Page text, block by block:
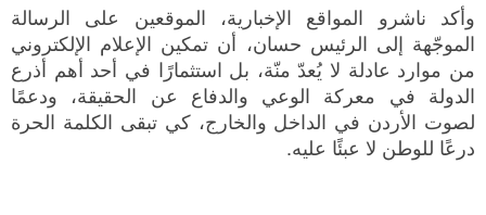
وأكد ناشرو المواقع الإخبارية، الموقعين على الرسالة
الموجّهة إلى الرئيس حسان، أن تمكين الإعلام الإلكتروني
من موارد عادلة لا يُعدّ منّة، بل استثمارًا في أحد أهم أذرع
الدولة في معركة الوعي والدفاع عن الحقيقة، ودعمًا
لصوت الأردن في الداخل والخارج، كي تبقى الكلمة الحرة
درعًا للوطن لا عبئًا عليه.